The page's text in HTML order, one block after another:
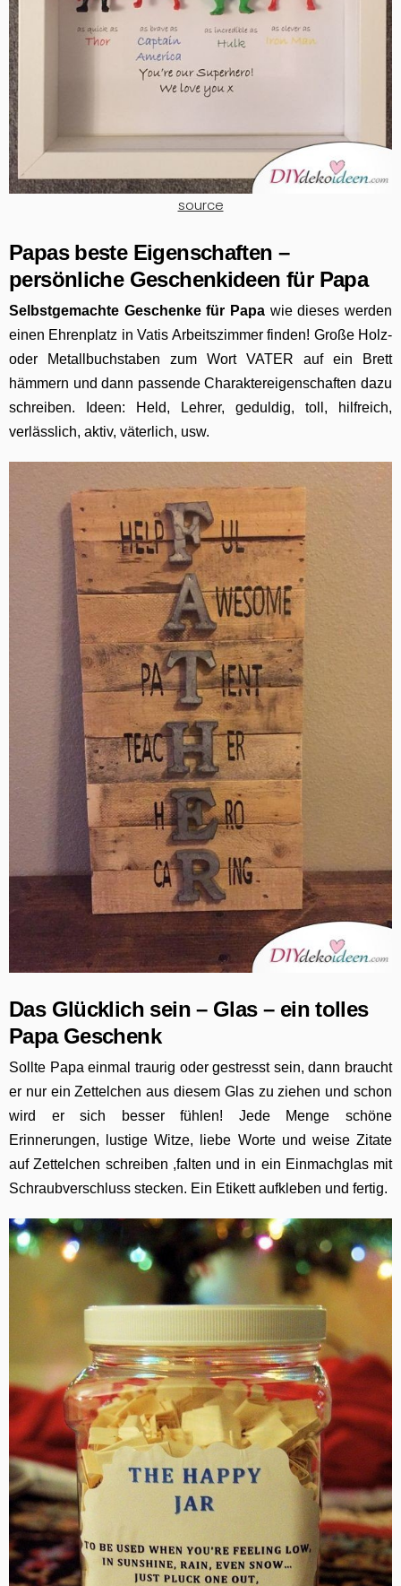
source
Papas beste Eigenschaften –
persönliche Geschenkideen für Papa
Selbstgemachte Geschenke für Papa wie dieses werden
einen Ehrenplatz in Vatis Arbeitszimmer finden! Große Holz-
oder Metallbuchstaben zum Wort VATER auf ein Brett
hämmern und dann passende Charaktereigenschaften dazu
schreiben. Ideen: Held, Lehrer, geduldig, toll, hilfreich,
verlässlich, aktiv, väterlich, usw.
Das Glücklich sein – Glas – ein tolles
Papa Geschenk
Sollte Papa einmal traurig oder gestresst sein, dann braucht
er nur ein Zettelchen aus diesem Glas zu ziehen und schon
wird er sich besser fühlen! Jede Menge schöne
Erinnerungen, lustige Witze, liebe Worte und weise Zitate
auf Zettelchen schreiben ,falten und in ein Einmachglas mit
Schraubverschluss stecken. Ein Etikett aufkleben und fertig.